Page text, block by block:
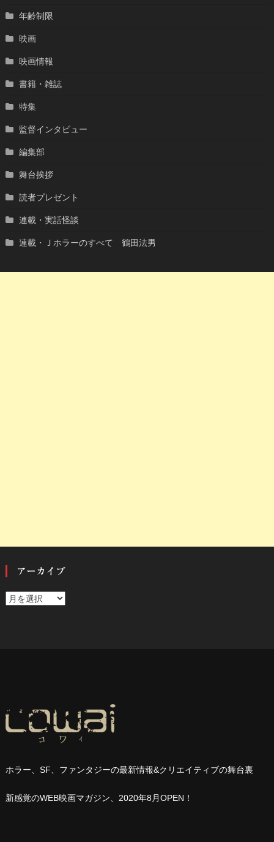
年齢制限
映画
映画情報
書籍・雑誌
特集
監督インタビュー
編集部
舞台挨拶
読者プレゼント
連載・実話怪談
連載・Ｊホラーのすべて 鶴田法男
アーカイブ
ア
ホラー、SF、ファンタジーの最新情報&クリエイティブの舞台裏
新感覚のWEB映画マガジン、2020年8月OPEN ！